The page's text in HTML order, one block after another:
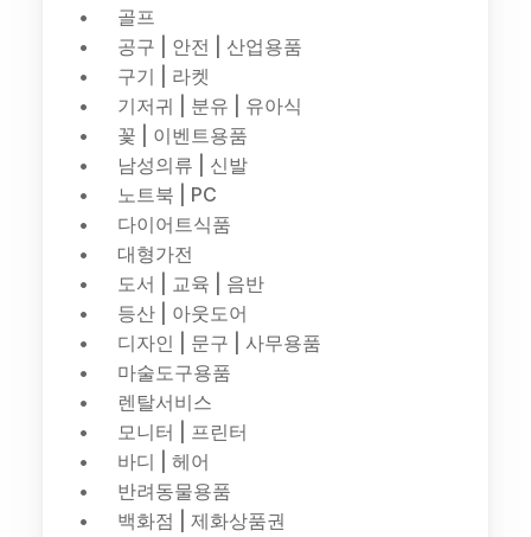
골프
공구 | 안전 | 산업용품
구기 | 라켓
기저귀 | 분유 | 유아식
꽃 | 이벤트용품
남성의류 | 신발
노트북 | PC
다이어트식품
대형가전
도서 | 교육 | 음반
등산 | 아웃도어
디자인 | 문구 | 사무용품
마술도구용품
렌탈서비스
모니터 | 프린터
바디 | 헤어
반려동물용품
백화점 | 제화상품권